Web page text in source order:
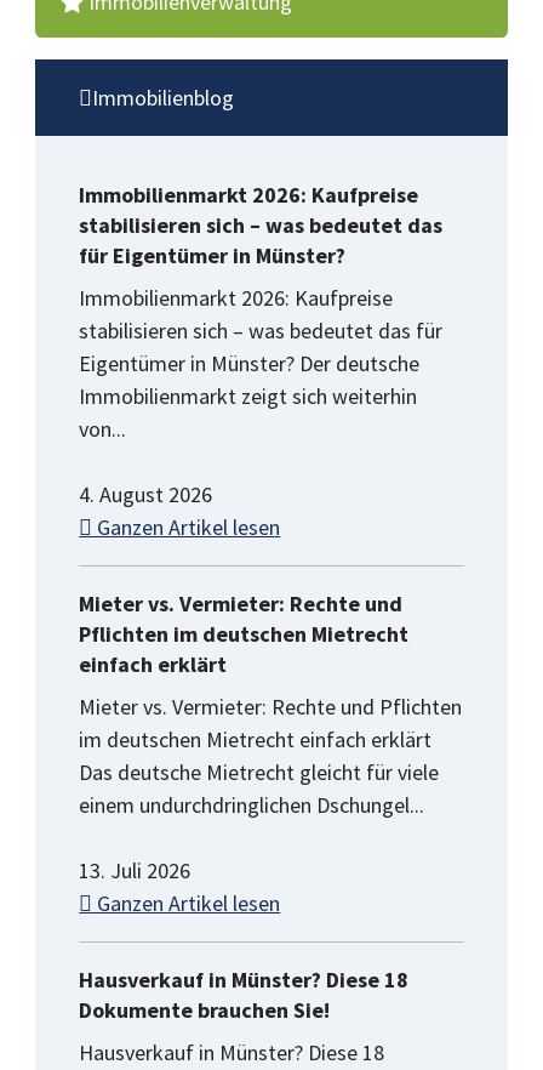
Immobilienblog
Immobilienmarkt 2026: Kaufpreise
stabilisieren sich – was bedeutet das
für Eigentümer in Münster?
Immobilienmarkt 2026: Kaufpreise
stabilisieren sich – was bedeutet das für
Eigentümer in Münster? Der deutsche
Immobilienmarkt zeigt sich weiterhin
von...
4. August 2026
Ganzen Artikel lesen
Mieter vs. Vermieter: Rechte und
Pflichten im deutschen Mietrecht
einfach erklärt
Mieter vs. Vermieter: Rechte und Pflichten
im deutschen Mietrecht einfach erklärt
Das deutsche Mietrecht gleicht für viele
einem undurchdringlichen Dschungel...
13. Juli 2026
Ganzen Artikel lesen
Hausverkauf in Münster? Diese 18
Dokumente brauchen Sie!
Hausverkauf in Münster? Diese 18